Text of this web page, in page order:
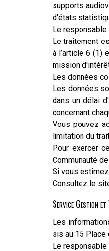
supports
d'états
Le responsable
Le traitement
à l’article 6 (1)
mission
Les données
Les données
dans un délai
concernant
Vous pouvez
limitation du
Pour exercer
Communauté
Si vous
Consultez le
Service Gestion
Les
sis au 15 Place
Le responsable